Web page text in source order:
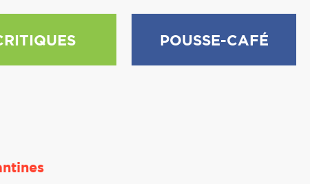
POUSSE-CAFÉ